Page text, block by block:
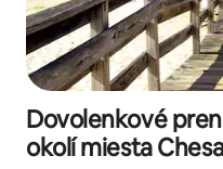
Dovolenkové
okolí miesta